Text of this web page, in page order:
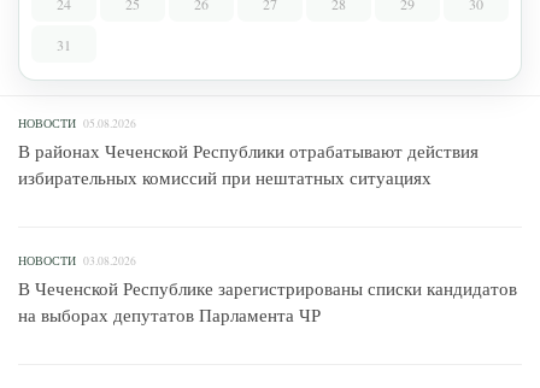
31
НОВОСТИ 05.08.2026
В районах Чеченской Республики отрабатывают действия
избирательных комиссий при нештатных ситуациях
НОВОСТИ 03.08.2026
В Чеченской Республике зарегистрированы списки кандидатов
на выборах депутатов Парламента ЧР